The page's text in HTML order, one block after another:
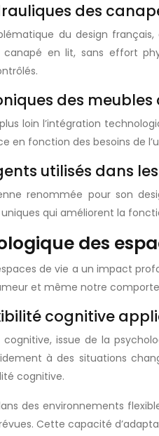
des
du design
en lit, sans effort
des
loin l’intégration
en fonction des besoins de
utilisés dans
renommée pour son
qui améliorent la
des
de vie a un impact
et même notre
cognitive
issue de la
à des situations
cognitive.
des environnements
Cette capacité